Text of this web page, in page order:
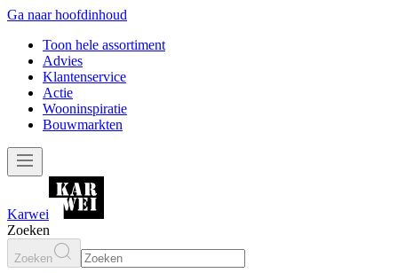
Ga naar hoofdinhoud
Toon hele assortiment
Advies
Klantenservice
Actie
Wooninspiratie
Bouwmarkten
Karwei
Zoeken
Zoeken